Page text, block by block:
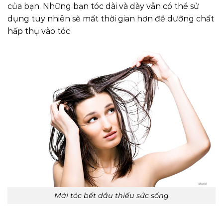
của bạn. Những bạn tóc dài và dày vẫn có thể sử
dụng tuy nhiên sẽ mất thời gian hơn để dưỡng chất
hấp thụ vào tóc
Mái tóc bết dầu thiếu sức sống